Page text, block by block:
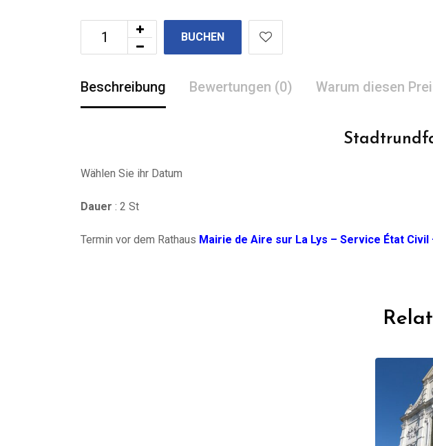
BUCHEN
Beschreibung Bewertungen (0) Warum diesen
Wählen Sie ihr Datum
Dauer : 2 St
Termin vor dem Rathaus Mairie de Aire sur La Lys – Service État Civil